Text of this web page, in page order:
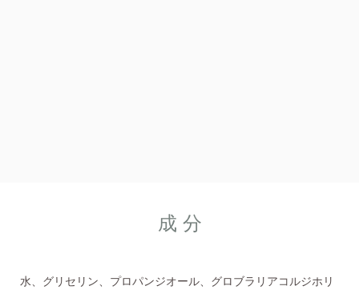
成 分
水、グリセリン、プロパンジオール、グロブラリアコルジホリ